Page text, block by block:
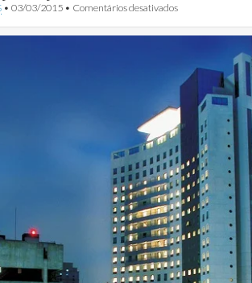
• 03/03/2015 • Comentários desativadosem
Hotels
reforça
ações
sustentáveis